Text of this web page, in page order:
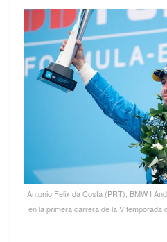
Antonio Felix da Costa (PRT), BMW I
en la primera carrera de la V temporada